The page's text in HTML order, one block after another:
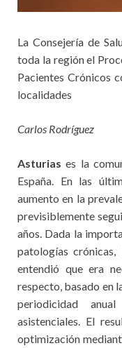
La Consejería de
toda la región el
Pacientes Crónicos
localidades
Carlos Rodríguez
Asturias es la
España. En las
aumento en la
previsiblemente
años. Dada la
patologías crónicas,
entendió que era
respecto, basado en
periodicidad
asistenciales. El
optimización